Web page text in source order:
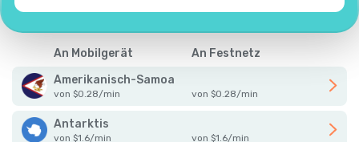
An Mobilgerät
An Festnetz
Amerikanisch-Samoa
von $0.28/min von $0.28/min
Antarktis
von $1.6/min von $1.6/min